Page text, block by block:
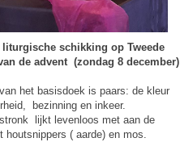
liturgische schikking op Tweede
de advent (zondag 8 december)
het basisdoek is paars: de kleur
bezinning en inkeer.
lijkt levenloos met aan de
houtsnippers ( aarde) en mos.